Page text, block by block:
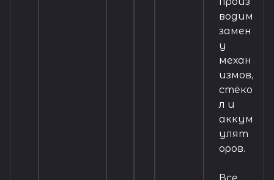
водим
замен
у
механ
измов,
стёко
л и
аккум
улят
оров.